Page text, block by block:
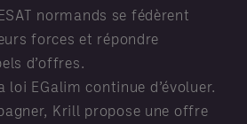
normands se fédèrent
forces et répondre
d’offres.
loi EGalim continue d’évoluer.
Krill propose une offre